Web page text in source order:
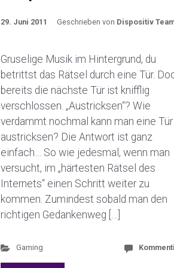
29. Juni 2011 Geschrieben von Dispositiv
Gruselige Musik im Hintergrund, du
betrittst das Rätsel durch eine Tür.
bereits die nächste Tür ist knifflig
verschlossen. „Austricksen“? Wie
verdammt nochmal kann man eine Tür
austricksen? Die Antwort ist ganz
einfach… So wie jedesmal, wenn man
versucht, im „härtesten Rätsel des
Internets“ einen Schritt weiter zu
kommen. Zumindest sobald man den
richtigen Gedankenweg […]
Gaming